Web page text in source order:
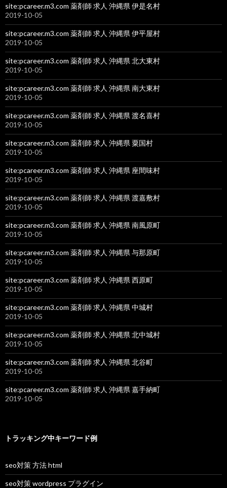
site:pcareer.m3.com 薬剤師 求人 沖縄県 伊是名村
2019-10-05
site:pcareer.m3.com 薬剤師 求人 沖縄県 伊平屋村
2019-10-05
site:pcareer.m3.com 薬剤師 求人 沖縄県 北大東村
2019-10-05
site:pcareer.m3.com 薬剤師 求人 沖縄県 南大東村
2019-10-05
site:pcareer.m3.com 薬剤師 求人 沖縄県 渡名喜村
2019-10-05
site:pcareer.m3.com 薬剤師 求人 沖縄県 粟国村
2019-10-05
site:pcareer.m3.com 薬剤師 求人 沖縄県 座間味村
2019-10-05
site:pcareer.m3.com 薬剤師 求人 沖縄県 渡嘉敷村
2019-10-05
site:pcareer.m3.com 薬剤師 求人 沖縄県 南風原町
2019-10-05
site:pcareer.m3.com 薬剤師 求人 沖縄県 与那原町
2019-10-05
site:pcareer.m3.com 薬剤師 求人 沖縄県 西原町
2019-10-05
site:pcareer.m3.com 薬剤師 求人 沖縄県 中城村
2019-10-05
site:pcareer.m3.com 薬剤師 求人 沖縄県 北中城村
2019-10-05
site:pcareer.m3.com 薬剤師 求人 沖縄県 北谷町
2019-10-05
site:pcareer.m3.com 薬剤師 求人 沖縄県 嘉手納町
2019-10-05
トラッキング中キーワード例
seo対策 方法 html
seo対策 wordpress プラグイン